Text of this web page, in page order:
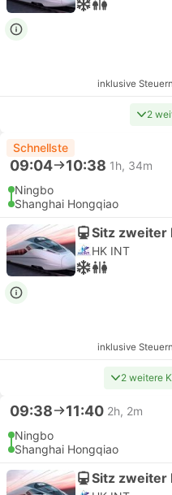
inklusive Steuern
2
Schnellste
09:04 10:38 1h, 34m
Ningbo
Shanghai Hongqiao
Sitz zweiter
HK INT
inklusive Steuern
2 weitere
09:38 11:40 2h, 2m
Ningbo
Shanghai Hongqiao
Sitz zweiter